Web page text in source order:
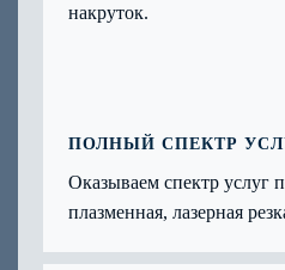
накруток.
ПОЛНЫЙ СПЕКТР
Оказываем спектр услуг
плазменная, лазерная